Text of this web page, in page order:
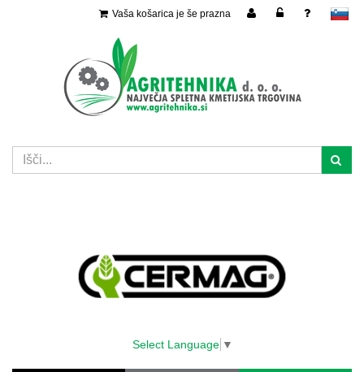
slovensko
Vaša košarica je še prazna
Select Language ▼